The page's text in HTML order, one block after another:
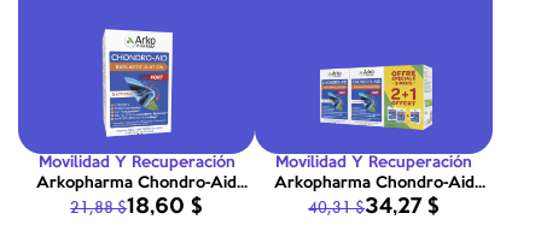
Movilidad Y Recuperación
Arkopharma Chondro-Aid
100% Articulación Forte 60
21,88 $18,60 $
Movilidad Y Recuperación
Arkopharma Chondro-Aid
100% Articulación Forte 3x60
40,31 $34,27 $